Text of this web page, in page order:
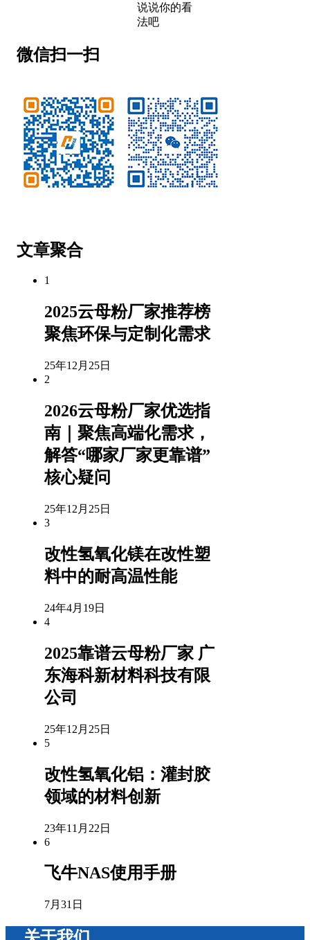
说说你的看
法吧
微信扫一扫
文章聚合
1
2025云母粉厂家推荐榜
聚焦环保与定制化需求
25年12月25日
2
2026云母粉厂家优选指
南｜聚焦高端化需求，
解答“哪家厂家更靠谱”
核心疑问
25年12月25日
3
改性氢氧化镁在改性塑
料中的耐高温性能
24年4月19日
4
2025靠谱云母粉厂家 广
东海科新材料科技有限
公司
25年12月25日
5
改性氢氧化铝：灌封胶
领域的材料创新
23年11月22日
6
飞牛NAS使用手册
7月31日